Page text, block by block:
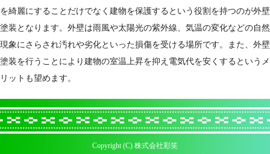
を綺麗にすることだけでなく建物を保護するという役割を持つのが外壁
塗装となります。外壁は雨風や太陽光の紫外線、気温の変化などの自然
現象にさらされ汚れや劣化といった損傷を受ける場所です。また、外壁
塗装を行うことにより建物の室温上昇を抑え電気代を安くするというメ
リットも望めます。
Copyright (C) 株式会社彩笑